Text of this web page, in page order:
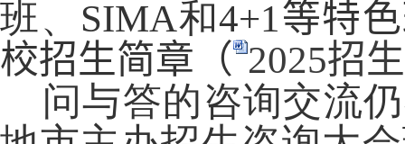
班、 SIMA和4+1等特
校招生简章（ 2025招
问与答的咨询交流